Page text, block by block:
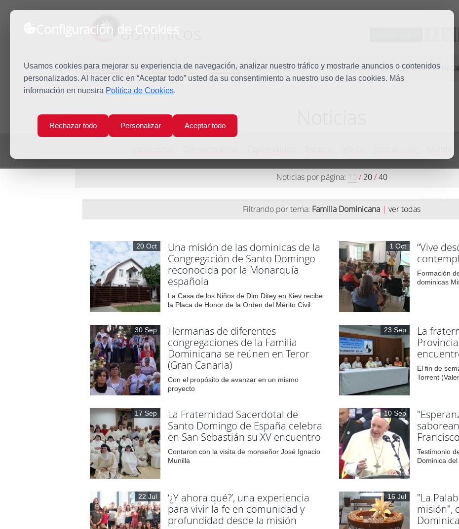
Configuración de Cookies
Usamos cookies para mejorar su experiencia de navegación, analizar nuestro tráfico y mostrarle anuncios o contenidos
personalizados. Al hacer clic en “Aceptar todo” usted da su consentimiento a nuestro uso de las cookies. Más
información en nuestra Política de Cookies.
Rechazar todo Personalizar Aceptar todo
dominicos
Predicación Espiritualidad Estudio Quiénes somos Misión Vocaciones Familia
Inicio Noticias
Noticias por página: 10 /20 /40
Filtrando por tema: Familia Dominicana | ver todas
20 Oct
Una misión de las dominicas de la
Congregación de Santo Domingo
reconocida por la Monarquía
española
La Casa de los Niños de Dim Ditey en Kiev recibe
la Placa de Honor de la Orden del Mérito Civil
1 Oct
“Vive
Formación
dominicas
30 Sep
Hermanas de diferentes
congregaciones de la Familia
Dominicana se reúnen en Teror
(Gran Canaria)
Con el propósito de avanzar en un mismo
proyecto
23 Sep
La
El fin de
Torrent
17 Sep
La Fraternidad Sacerdotal de
Santo Domingo de España celebra
en San Sebastián su XV encuentro
Contaron con la visita de monseñor José Ignacio
Munilla
10 Sep
Testimonio
Dominica
22 Jul
‘¿Y ahora qué?’, una experiencia
para vivir la fe en comunidad y
profundidad desde la misión
16 Jul
"La
misión",